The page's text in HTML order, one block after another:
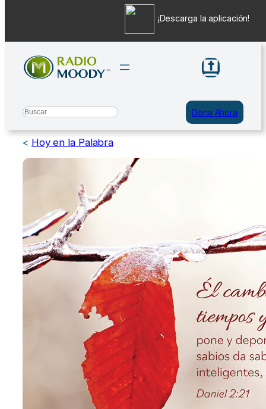
contenido
Search Dona Ahora
< Hoy en la Palabra
¡Descarga la aplicación!